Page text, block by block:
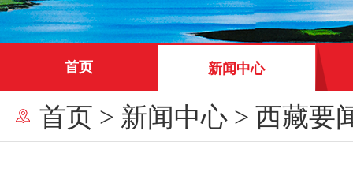
首页 新闻中心
首页 > 新闻中心 > 西藏要